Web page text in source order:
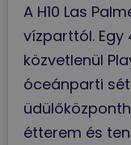
A H10 Las
vízparttól.
közvetlenül
óceánparti
étterem és